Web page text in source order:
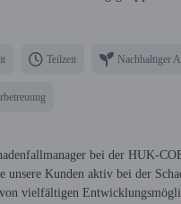
Teilzeit Nachhaltiger
bei der HUK-
unsere Kunden aktiv bei der
vielfältigen